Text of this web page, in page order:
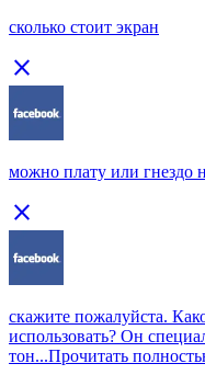
сколько стоит экран
close
можно плату или гнездо
close
скажите пожалуйста.
использовать? Он
тон...Прочитать